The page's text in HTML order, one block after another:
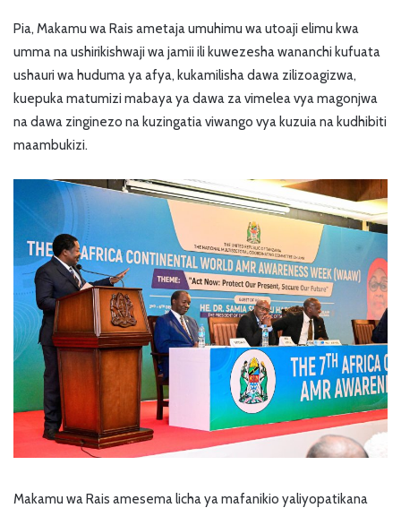
Pia, Makamu wa Rais ametaja umuhimu wa utoaji elimu kwa
umma na ushirikishwaji wa jamii ili kuwezesha wananchi kufuata
ushauri wa huduma ya afya, kukamilisha dawa zilizoagizwa,
kuepuka matumizi mabaya ya dawa za vimelea vya magonjwa
na dawa zinginezo na kuzingatia viwango vya kuzuia na kudhibiti
maambukizi.
Makamu wa Rais amesema licha ya mafanikio yaliyopatikana